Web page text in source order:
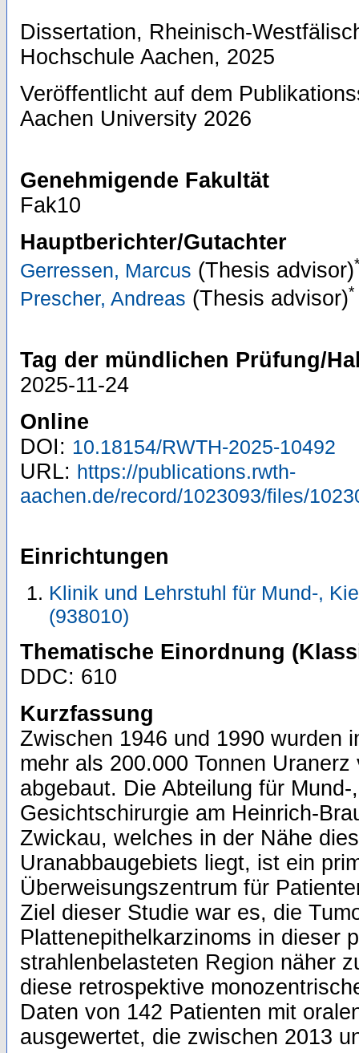
Dissertation, Rheinisch-
Hochschule Aachen, 2025
Veröffentlicht auf dem
Aachen University 2026
Genehmigende Fakultät
Fak10
Hauptberichter/Gutachter
Gerressen, Marcus (Thesis advisor)*
Prescher, Andreas (Thesis advisor)*
Tag der mündlichen Prüfung/
2025-11-24
Online
DOI: 10.18154/RWTH-2025-10492
URL: https://publications.rwth-
aachen.de/record/1023093/files/
Einrichtungen
Klinik und Lehrstuhl für Mund-,
(938010)
Thematische Einordnung
DDC: 610
Kurzfassung
Zwischen 1946 und 1990 wurden
mehr als 200.000 Tonnen
abgebaut. Die Abteilung für
Gesichtschirurgie am Heinrich-
Zwickau, welches in der Nähe
Uranabbaugebiets liegt, ist ein
Überweisungszentrum für
Ziel dieser Studie war es, die
Plattenepithelkarzinoms in dieser
strahlenbelasteten Region näher
diese retrospektive
Daten von 142 Patienten mit
ausgewertet, die zwischen 2013